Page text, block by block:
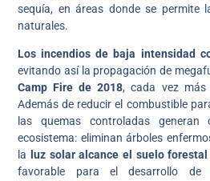
sequía, en áreas donde se permite
naturales.
Los incendios de baja intensidad
evitando así la propagación de
Camp Fire de 2018, cada vez más
Además de reducir el combustible
las quemas controladas generan
ecosistema: eliminan árboles
la luz solar alcance el suelo forestal
favorable para el desarrollo